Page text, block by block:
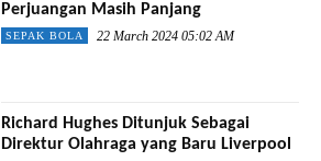
Perjuangan Masih Panjang
SEPAK BOLA 22 March 2024 05:02 AM
Richard Hughes Ditunjuk Sebagai
Direktur Olahraga yang Baru Liverpool